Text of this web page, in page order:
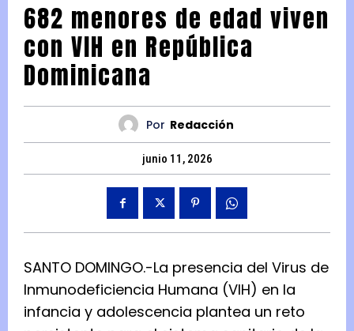
682 menores de edad viven
con VIH en República
Dominicana
Por Redacción
junio 11, 2026
SANTO DOMINGO.-La presencia del Virus de
Inmunodeficiencia Humana (VIH) en la
infancia y adolescencia plantea un reto